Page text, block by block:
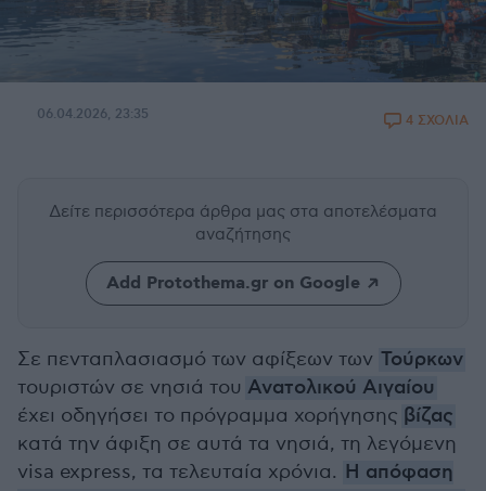
06.04.2026, 23:35 4 ΣΧΟΛΙΑ
Δείτε περισσότερα άρθρα μας στα αποτελέσματα
αναζήτησης
Add Protothema.gr on Google
Σε πενταπλασιασμό των αφίξεων των Τούρκων
τουριστών σε νησιά του Ανατολικού Αιγαίου
έχει οδηγήσει το πρόγραμμα χορήγησης βίζας
κατά την άφιξη σε αυτά τα νησιά, τη λεγόμενη
visa express, τα τελευταία χρόνια. Η απόφαση